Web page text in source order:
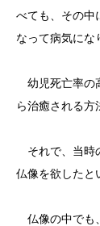
べても、その中
なって病気にな
幼児死亡率の
ら治癒される方
それで、当時
仏像を欲したと
仏像の中でも